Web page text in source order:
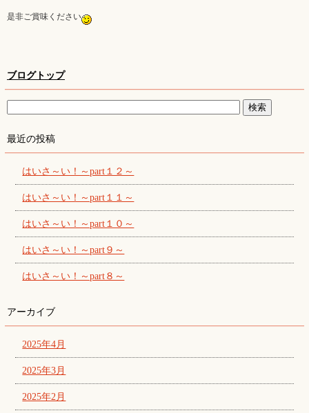
是非ご賞味ください
ブログトップ
最近の投稿
はいさ～い！～part１２～
はいさ～い！～part１１～
はいさ～い！～part１０～
はいさ～い！～part９～
はいさ～い！～part８～
アーカイブ
2025年4月
2025年3月
2025年2月